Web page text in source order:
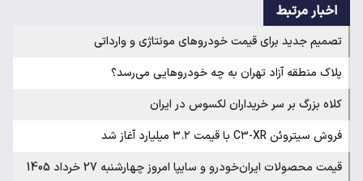
اخبار مرتبط
تصمیم جدید برای قیمت خودروهای مونتاژی و وارداتی
پلاک منطقه آزاد تهران به چه خودروهایی می‌رسد؟
کلاه بزرگ بر سر خریداران لکسوس در ایران
فروش سیتروئن C۳-XR با قیمت ۳.۲ میلیارد آغاز شد
قیمت محصولات ایران‌خودرو و سایپا امروز چهارشنبه 27 خرداد 1405